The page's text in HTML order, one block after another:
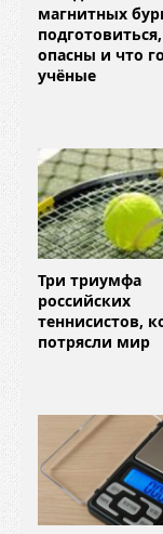
магнитных
опасны и что
учёные
Три триумфа
российских
теннисистов,
потрясли мир